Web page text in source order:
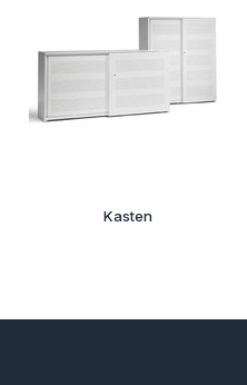
Kasten